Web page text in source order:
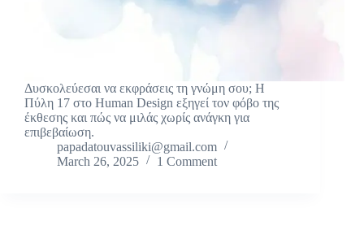
Δυσκολεύεσαι να εκφράσεις τη γνώμη σου; Η
Πύλη 17 στο Human Design εξηγεί τον φόβο της
έκθεσης και πώς να μιλάς χωρίς ανάγκη για
επιβεβαίωση.
papadatouvassiliki@gmail.com
March 26, 2025
1 Comment